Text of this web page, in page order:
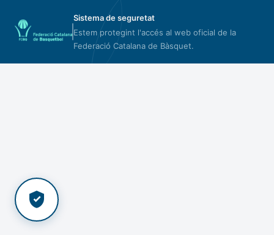
Sistema de seguretat
Estem protegint l'accés al web oficial de la
Federació Catalana de Bàsquet.